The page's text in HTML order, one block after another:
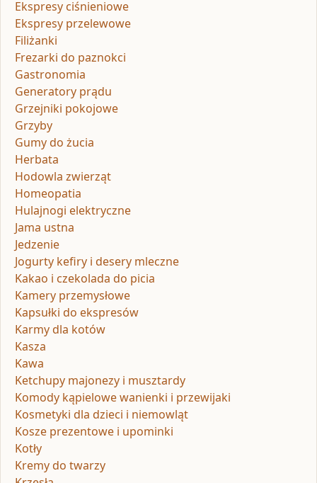
Ekspresy ciśnieniowe
Ekspresy przelewowe
Filiżanki
Frezarki do paznokci
Gastronomia
Generatory prądu
Grzejniki pokojowe
Grzyby
Gumy do żucia
Herbata
Hodowla zwierząt
Homeopatia
Hulajnogi elektryczne
Jama ustna
Jedzenie
Jogurty kefiry i desery mleczne
Kakao i czekolada do picia
Kamery przemysłowe
Kapsułki do ekspresów
Karmy dla kotów
Kasza
Kawa
Ketchupy majonezy i musztardy
Komody kąpielowe wanienki i przewijaki
Kosmetyki dla dzieci i niemowląt
Kosze prezentowe i upominki
Kotły
Kremy do twarzy